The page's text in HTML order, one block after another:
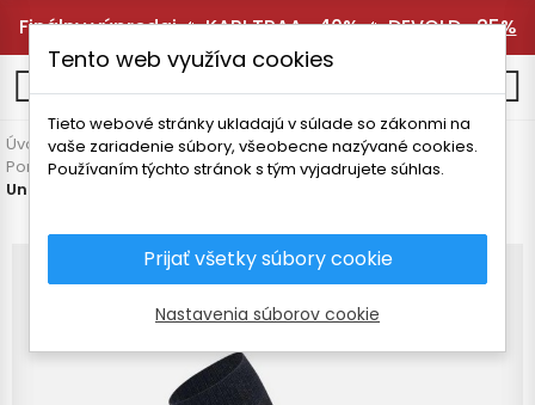
Finálny výpredaj 🔥KARI TRAA -40%🔥DEVOLD -25%
Úvodná stránka Pánske oblečenie
Doplnky
Ponožky a podkolienky
Unisex Merino Performance Snow Socks
Tento web využíva cookies
Tieto webové stránky ukladajú v súlade so zákonmi na
vaše zariadenie súbory, všeobecne nazývané cookies.
Používaním týchto stránok s tým vyjadrujete súhlas.
Prijať všetky súbory cookie
Nastavenia súborov cookie